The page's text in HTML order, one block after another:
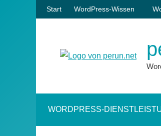
Zum
Inhalt
Start WordPress-Wissen
WORDPRESS-